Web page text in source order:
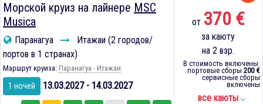
Морской круиз на лайнере MSC
Musica
Паранагуа
Итажаи (2 городов/
портов в 1 странах)
Маршрут круиза: Паранагуа - Итажаи
1 ночей 13.03.2027 - 14.03.2027
от 370 €
за каюту
на 2 взр.
В стоимость включены:
портовые сборы 200 €
сервисные сборы
включены
все каюты